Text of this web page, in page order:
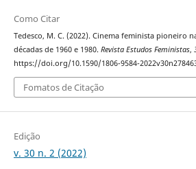
Como Citar
Tedesco, M. C. (2022). Cinema feminista pioneiro
décadas de 1960 e 1980. Revista Estudos Feministas,
https://doi.org/10.1590/1806-9584-
Fomatos de Citação
Edição
v. 30 n. 2 (2022)